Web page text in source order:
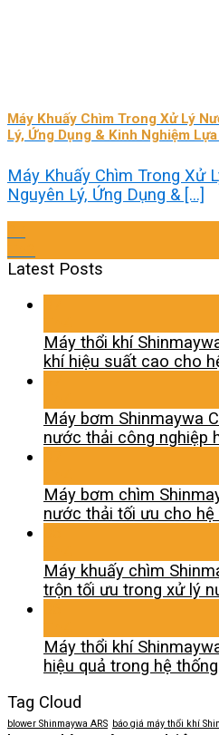
Máy Khuấy Chìm Trong Xử Lý
Lý, Ứng Dụng & Kinh Nghiệm
Máy Khuấy Chìm Trong Xử
Nguyên Lý, Ứng Dụng & [...]
Latest Posts
Máy thổi khí
khí hiệu suất cao cho
Máy bơm Shinmaywa
nước thải công nghiệp
Máy bơm chìm
nước thải tối ưu cho
Máy khuấy chìm
trộn tối ưu trong xử lý
Máy thổi khí
hiệu quả trong hệ
Tag Cloud
blower Shinmaywa ARS báo giá máy thổi khí